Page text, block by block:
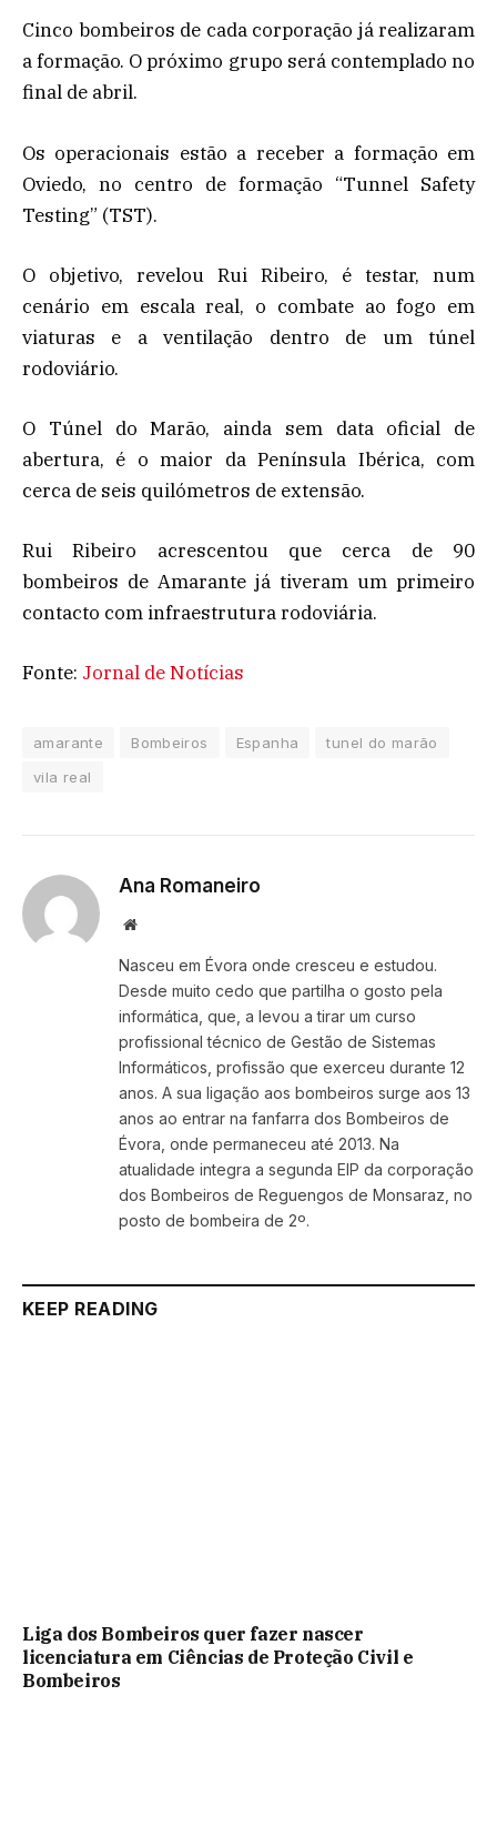
Cinco bombeiros de cada corporação já realizaram
a formação. O próximo grupo será contemplado no
final de abril.
Os operacionais estão a receber a formação em
Oviedo, no centro de formação “Tunnel Safety
Testing” (TST).
O objetivo, revelou Rui Ribeiro, é testar, num
cenário em escala real, o combate ao fogo em
viaturas e a ventilação dentro de um túnel
rodoviário.
O Túnel do Marão, ainda sem data oficial de
abertura, é o maior da Península Ibérica, com
cerca de seis quilómetros de extensão.
Rui Ribeiro acrescentou que cerca de 90
bombeiros de Amarante já tiveram um primeiro
contacto com infraestrutura rodoviária.
Fonte: Jornal de Notícias
amarante Bombeiros Espanha
tunel do marão
vila real
Ana Romaneiro
Website
Nasceu em Évora onde cresceu e estudou.
Desde muito cedo que partilha o gosto pela
informática, que, a levou a tirar um curso
profissional técnico de Gestão de Sistemas
Informáticos, profissão que exerceu durante 12
anos. A sua ligação aos bombeiros surge aos 13
anos ao entrar na fanfarra dos Bombeiros de
Évora, onde permaneceu até 2013. Na
atualidade integra a segunda EIP da corporação
dos Bombeiros de Reguengos de Monsaraz, no
posto de bombeira de 2º.
KEEP READING
Liga dos Bombeiros quer fazer nascer
licenciatura em Ciências de Proteção Civil e
Bombeiros